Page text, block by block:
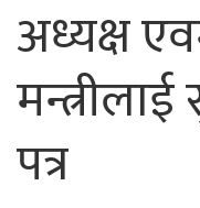
अध्यक्ष
पत्र